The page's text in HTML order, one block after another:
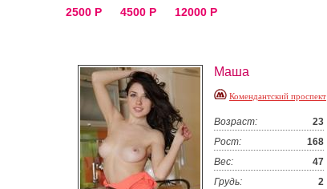
2500 Р 4500 Р 12000 Р
Маша
Комендантский проспект
Возраст:
23
Рост:
168
Вес:
47
Грудь:
2